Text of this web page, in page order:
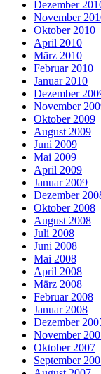
Dezember
November
Oktober 2010
April 2010
März 2010
Februar 2010
Januar 2010
Dezember
November
Oktober 2009
August 2009
Juni 2009
Mai 2009
April 2009
Januar 2009
Dezember
Oktober 2008
August 2008
Juli 2008
Juni 2008
Mai 2008
April 2008
März 2008
Februar 2008
Januar 2008
Dezember
November
Oktober 2007
September